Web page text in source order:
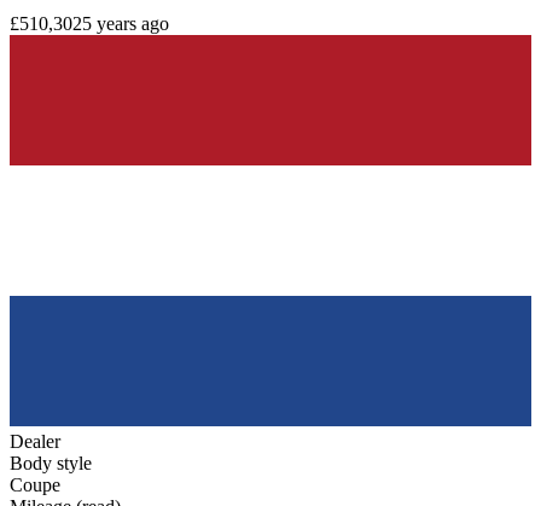
£510,3025 years ago
Dealer
Body style
Coupe